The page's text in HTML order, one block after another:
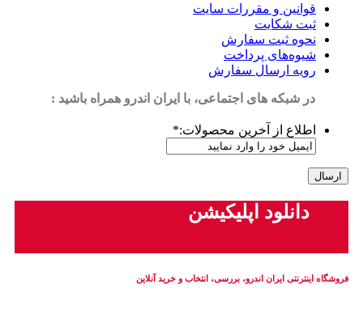
قوانین و مقررات سایت
ثبت شکایت
نحوه ثبت سفارش
شیوه‌های پرداخت
رویه ارسال سفارش
در شبکه های اجتماعی، با ایران اندرو همراه باشید :
اطلاع از آخرین محصولات:*
دانلود اپلیکیشن
فروشگاه اینترنتی ایران‌ اندرو، بررسی، انتخاب و خرید آنلاین